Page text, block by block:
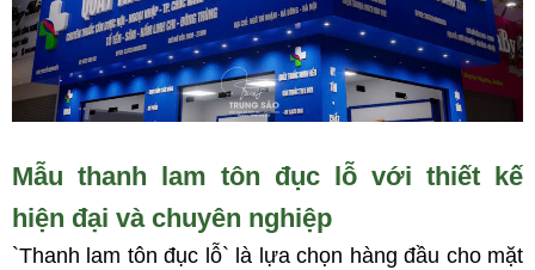
Mẫu thanh lam tôn đục lỗ với thiết kế
hiện đại và chuyên nghiệp
`Thanh lam tôn đục lỗ` là lựa chọn hàng đầu cho mặt